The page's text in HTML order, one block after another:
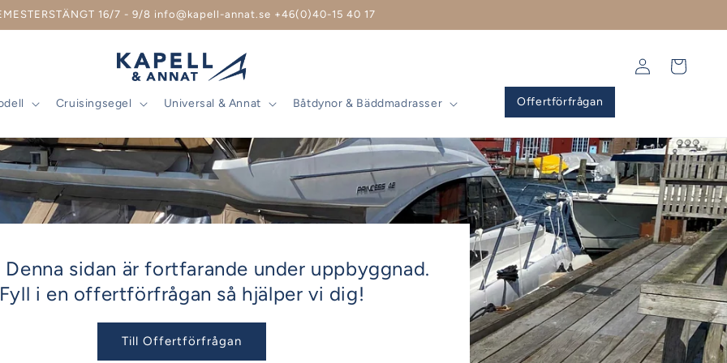
16/7 - 9/8 info@kapell-annat.se +46(0)40-15 40 17
Cruisingsegel Universal & Annat Båtdynor & Bäddmadrasser Offertförfrågan
Logga
Varukorg
sidan är fortfarande under uppbyggnad.
Fyll i en offertförfrågan så hjälper vi dig!
Till Offertförfrågan